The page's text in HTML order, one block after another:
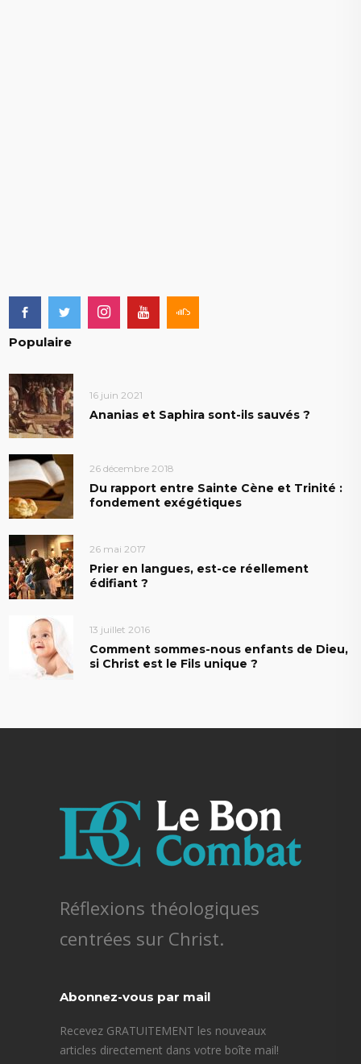
Populaire
16 juin 2021
Ananias et Saphira sont-ils sauvés ?
26 décembre 2018
Du rapport entre Sainte Cène et Trinité :
fondement exégétiques
26 mai 2017
Prier en langues, est-ce réellement
édifiant ?
13 juillet 2016
Comment sommes-nous enfants de Dieu,
si Christ est le Fils unique ?
Réflexions théologiques
centrées sur Christ.
Abonnez-vous par mail
Recevez GRATUITEMENT les nouveaux
articles directement dans votre boîte mail!